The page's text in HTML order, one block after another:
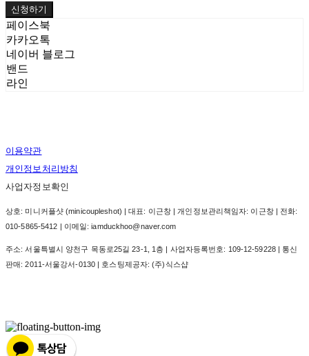
신청하기
페이스북
카카오톡
네이버 블로그
밴드
라인
이용약관
개인정보처리방침
사업자정보확인
상호: 미니커플샷 (minicoupleshot) | 대표: 이근창 | 개인정보관리책임자: 이근창 | 전화:
010-5865-5412 | 이메일: iamduckhoo@naver.com
주소: 서울특별시 양천구 목동로25길 23-1, 1층 | 사업자등록번호: 109-12-59228| 통신
판매:2011-서울강서-0130 | 호스팅제공자: (주)식스샵